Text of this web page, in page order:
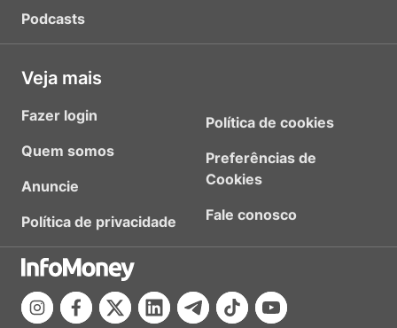
Podcasts
Veja mais
Fazer login
Quem somos
Anuncie
Política de privacidade
Política de cookies
Preferências de
Cookies
Fale conosco